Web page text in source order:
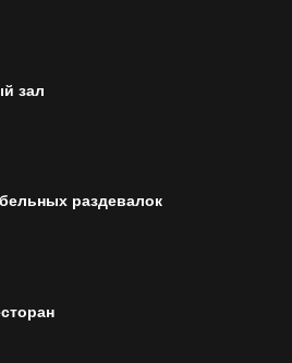
зал
раздевалок